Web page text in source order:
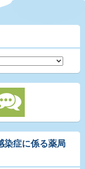
染症に係る薬局